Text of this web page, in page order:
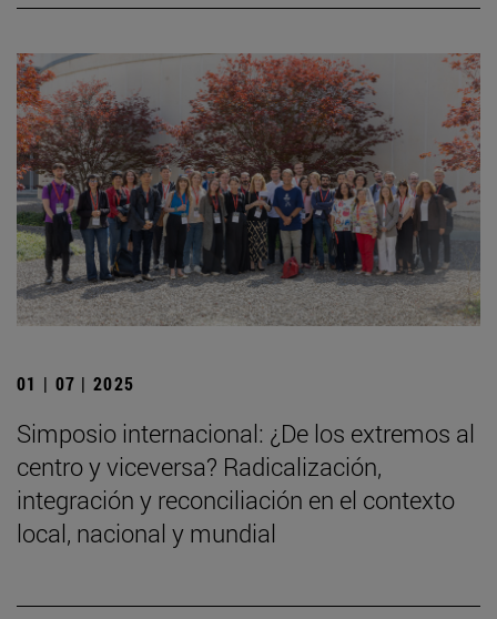
01 | 07 | 2025
Simposio internacional: ¿De los extremos al
centro y viceversa? Radicalización,
integración y reconciliación en el contexto
local, nacional y mundial